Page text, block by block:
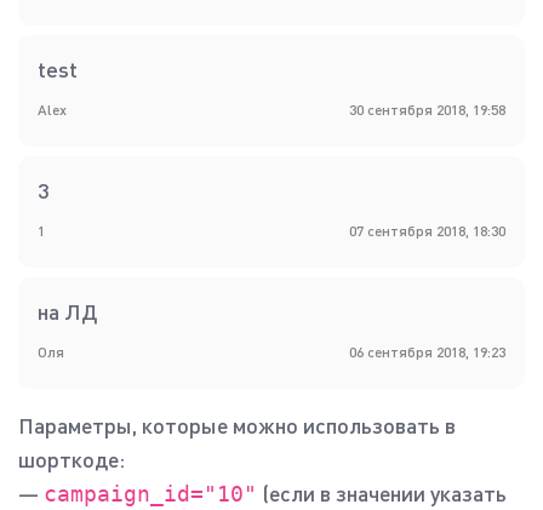
test
Alex 30 сентября 2018, 19:58
3
1 07 сентября 2018, 18:30
на ЛД
Оля 06 сентября 2018, 19:23
Параметры, которые можно использовать в
шорткоде:
— campaign_id="10" (если в значении указать